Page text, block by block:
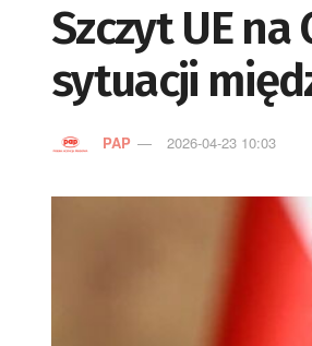
Szczyt UE
sytuacji
PAP 2026-04-23 10:03